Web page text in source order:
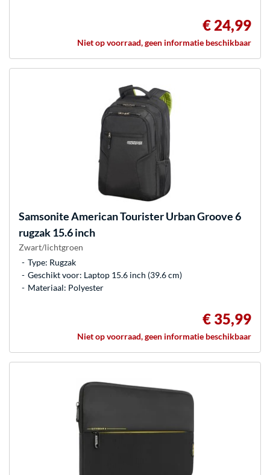
€ 24,99
Niet op voorraad, geen informatie beschikbaar
SamsoniteAmerican Tourister Urban Groove 6
rugzak 15.6 inch
Zwart/lichtgroen
Type: Rugzak
Geschikt voor: Laptop 15.6 inch (39.6 cm)
Materiaal: Polyester
€ 35,99
Niet op voorraad, geen informatie beschikbaar